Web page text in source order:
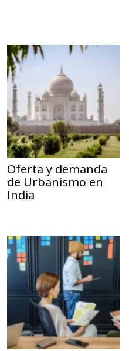
Oferta y demanda
de Urbanismo en
India